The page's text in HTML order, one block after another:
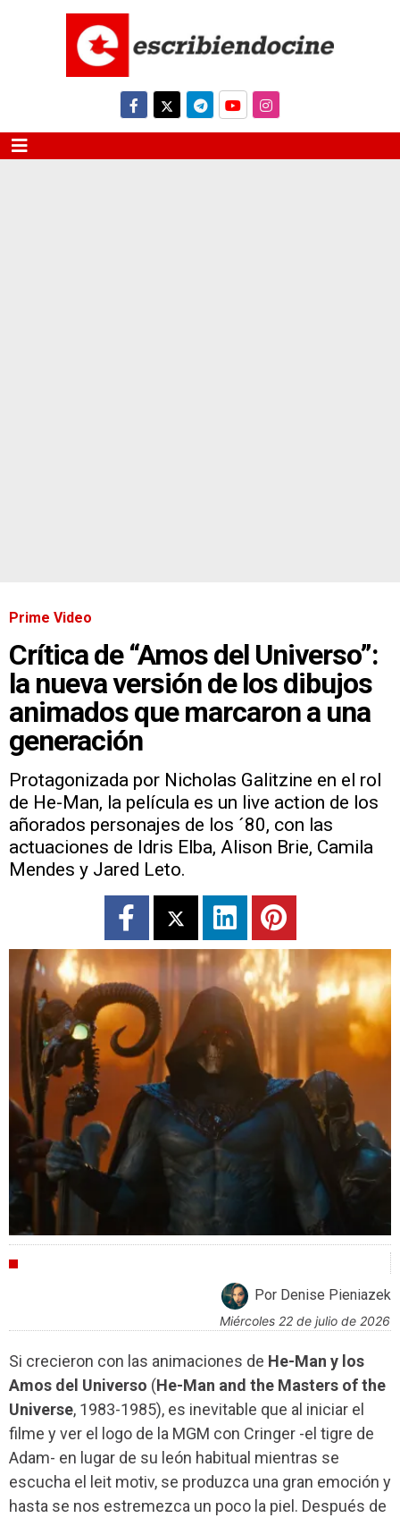
Prime Video
Crítica de “Amos del Universo”:
la nueva versión de los dibujos
animados que marcaron a una
generación
Protagonizada por Nicholas Galitzine en el rol
de He-Man, la película es un live action de los
añorados personajes de los ´80, con las
actuaciones de Idris Elba, Alison Brie, Camila
Mendes y Jared Leto.
Por Denise Pieniazek
miércoles 22 de julio de 2026
Si crecieron con las animaciones de He-Man y los
Amos del Universo (He-Man and the Masters of the
Universe, 1983-1985), es inevitable que al iniciar el
filme y ver el logo de la MGM con Cringer -el tigre de
Adam- en lugar de su león habitual mientras se
escucha el leit motiv, se produzca una gran emoción y
hasta se nos estremezca un poco la piel. Después de